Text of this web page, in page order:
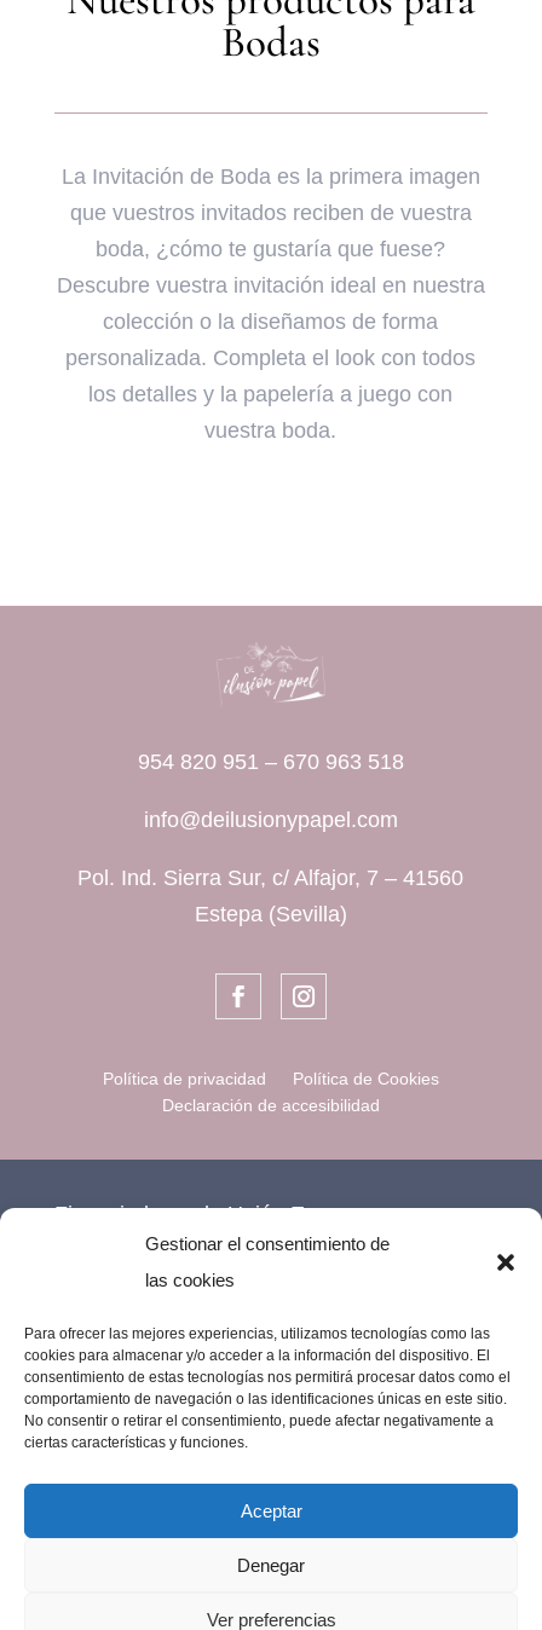
Gestionar el consentimiento de
las cookies
Para ofrecer las mejores experiencias, utilizamos tecnologías como las
cookies para almacenar y/o acceder a la información del dispositivo. El
consentimiento de estas tecnologías nos permitirá procesar datos como el
comportamiento de navegación o las identificaciones únicas en este sitio.
No consentir o retirar el consentimiento, puede afectar negativamente a
ciertas características y funciones.
Aceptar
Denegar
Ver preferencias
Bodas
La Invitación de Boda es la primera imagen
que vuestros invitados reciben de vuestra
boda, ¿cómo te gustaría que fuese?
Descubre vuestra invitación ideal en nuestra
colección o la diseñamos de forma
personalizada. Completa el look con todos
los detalles y la papelería a juego con
vuestra boda.
954 820 951 – 670 963 518
info@deilusionypapel.com
Pol. Ind. Sierra Sur, c/ Alfajor, 7 – 41560
Estepa (Sevilla)
Política de privacidad
Política de Cookies
Declaración de accesibilidad
Financiado por la Unión Europea –
NextGenerationEU.
Imprenta Los Remedios © 2023 | Todos los